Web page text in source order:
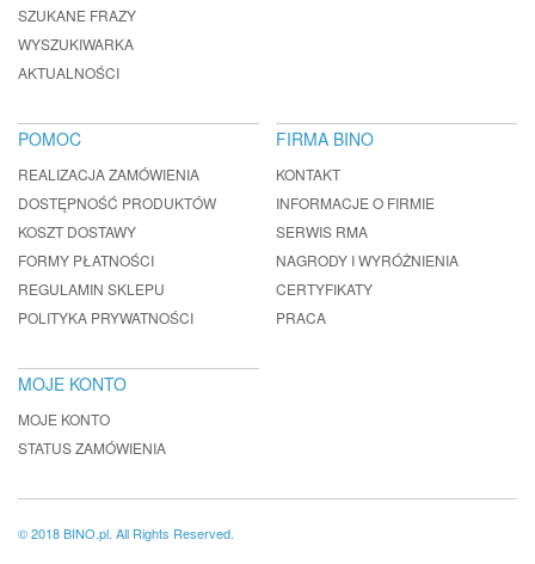
SZUKANE FRAZY
WYSZUKIWARKA
AKTUALNOŚCI
POMOC
REALIZACJA ZAMÓWIENIA
DOSTĘPNOŚĆ PRODUKTÓW
KOSZT DOSTAWY
FORMY PŁATNOŚCI
REGULAMIN SKLEPU
POLITYKA PRYWATNOŚCI
FIRMA BINO
KONTAKT
INFORMACJE O FIRMIE
SERWIS RMA
NAGRODY I WYRÓŻNIENIA
CERTYFIKATY
PRACA
MOJE KONTO
MOJE KONTO
STATUS ZAMÓWIENIA
© 2018 BINO.pl. All Rights Reserved.